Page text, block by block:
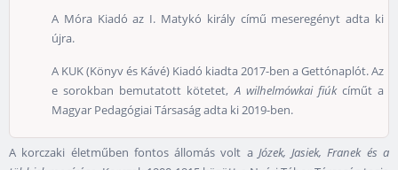
A Móra Kiadó az I. Matykó király című meseregényt adta ki
újra.
A KUK (Könyv és Kávé) Kiadó kiadta 2017-ben a Gettónaplót. Az
e sorokban bemutatott kötetet, A wilhelmówkai fiúkcíműt a
Magyar Pedagógiai Társaság adta ki 2019-ben.
A korczaki életműben fontos állomás volt a Józek, Jasiek, Franek és a